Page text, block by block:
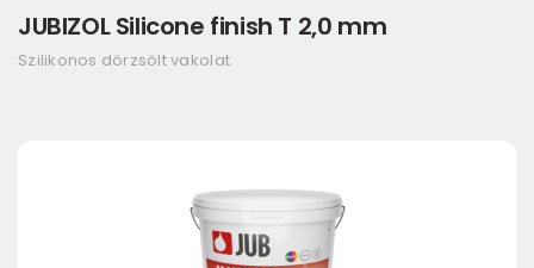
JUBIZOL Silicone finish T 2,0 mm
Szilikonos dörzsölt vakolat